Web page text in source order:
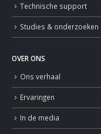
Technische support
Studies & onderzoeken
OVER ONS
Ons verhaal
Ervaringen
In de media